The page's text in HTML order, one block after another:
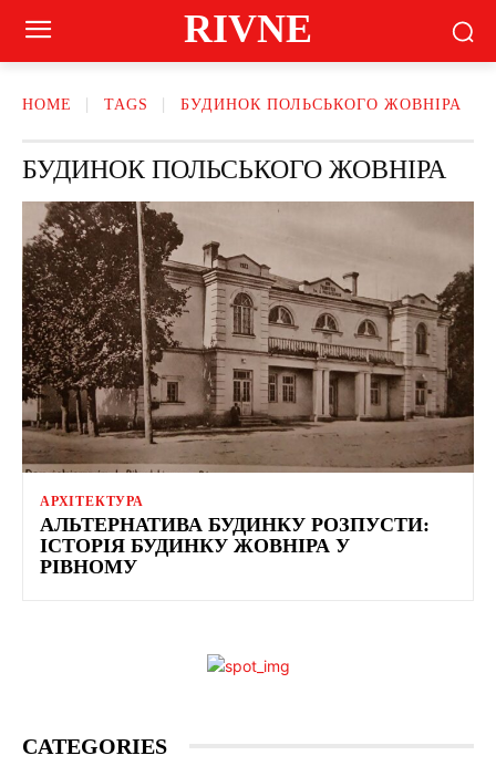
RIVNE
HOME TAGS БУДИНОК ПОЛЬСЬКОГО ЖОВНІРА
БУДИНОК ПОЛЬСЬКОГО ЖОВНІРА
АРХІТЕКТУРА
АЛЬТЕРНАТИВА БУДИНКУ РОЗПУСТИ:
ІСТОРІЯ БУДИНКУ ЖОВНІРА У
РІВНОМУ
CATEGORIES